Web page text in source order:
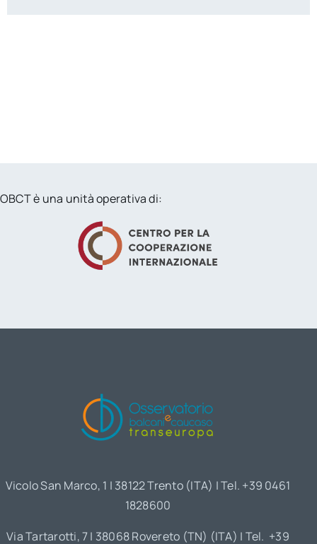
OBCT è una unità operativa di:
Vicolo San Marco, 1 | 38122 Trento (ITA) | Tel. +39 0461
1828600
Via Tartarotti, 7 | 38068 Rovereto (TN) (ITA) | Tel. +39